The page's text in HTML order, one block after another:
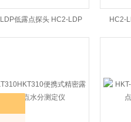
低露点探头 HC2-LDP HC2-